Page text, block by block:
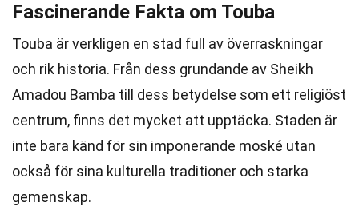
Fascinerande Fakta om Touba
Touba är verkligen en stad full av överraskningar
och rik historia. Från dess grundande av Sheikh
Amadou Bamba till dess betydelse som ett religiöst
centrum, finns det mycket att upptäcka. Staden är
inte bara känd för sin imponerande moské utan
också för sina kulturella traditioner och starka
gemenskap.